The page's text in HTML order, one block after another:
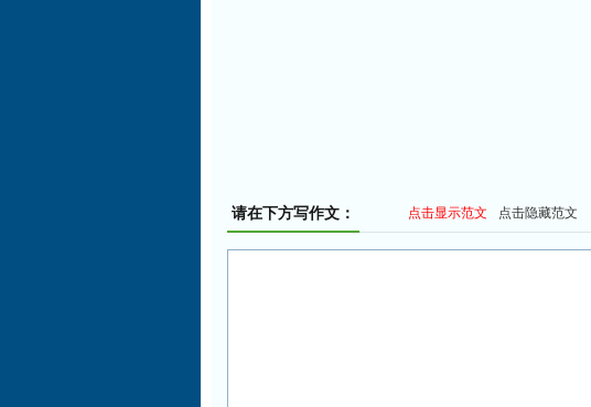
请在下方写作文： 点击显示范文 点击隐藏范文